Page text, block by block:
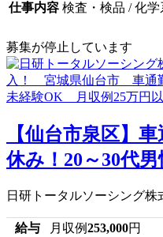
仕事内容 検査・検品 / 化学
募集が停止しています
【仙台市泉区】
休み！20～30代
日研トータルソーシング株
給与 月収例253,000円